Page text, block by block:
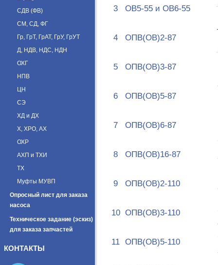
СДВ (ФВ)
СМ, СД, ФГ
Гр, ГрТ, ГрАТ, ГрУ, ГрУТ
Д, НДВ, НДС, НДН
ОХГ
НПВ
ЦН
СЭ
ХД и ДХ
Х, ХРО, АХ
ОХР
АХП и ТХИ
ТХ
Муфты МУВП
Опросный лист для заказа
насоса
Техническое задание (эскиз)
для заказа запчастей
КОНТАКТЫ
3 ОВ5-55 и ОВ6-55
4 ОПВ(ОВ)2-87
5 ОПВ(ОВ)3-87
6 ОПВ(ОВ)5-87
7 ОПВ(ОВ)6-87
8 ОПВ(ОВ)16-87
9 ОПВ(ОВ)2-110
10 ОПВ(ОВ)3-110
11 ОПВ(ОВ)5-110